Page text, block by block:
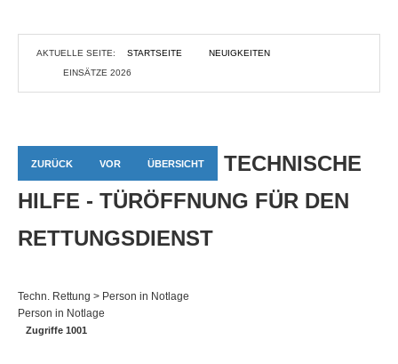
AKTUELLE SEITE: STARTSEITE
NEUIGKEITEN
EINSÄTZE 2026
ZURÜCK VOR ÜBERSICHT
TECHNISCHE
HILFE - TÜRÖFFNUNG FÜR DEN
RETTUNGSDIENST
Techn. Rettung > Person in Notlage
Person in Notlage
Zugriffe 1001